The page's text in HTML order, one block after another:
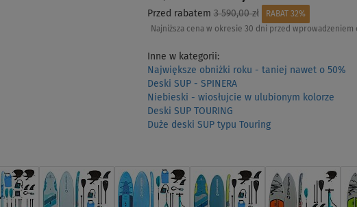
Przed rabatem3 590,00 zł
RABAT 32%
Najniższa cena w okresie 30 dni przed
Inne w kategorii:
Największe obniżki roku - taniej nawet o 50%
Deski SUP - SPINERA
Niebieski - wiosłujcie w ulubionym kolorze
Deski SUP TOURING
Duże deski SUP typu Touring